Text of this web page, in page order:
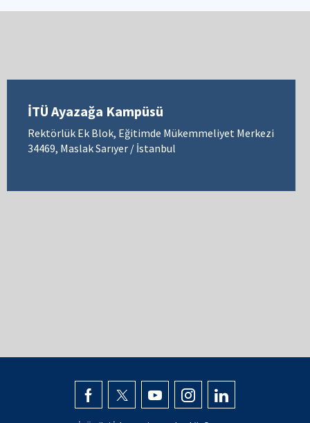
İTÜ Ayazağa Kampüsü
Rektörlük Ek Blok, Eğitimde Mükemmeliyet Merkezi
34469, Maslak Sarıyer / İstanbul